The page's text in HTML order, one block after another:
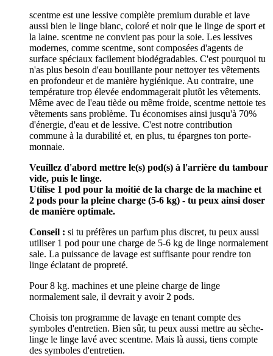
scentme est une lessive complète premium durable et lave
aussi bien le linge blanc, coloré et noir que le linge de sport et
la laine. scentme ne convient pas pour la soie. Les lessives
modernes, comme scentme, sont composées d'agents de
surface spéciaux facilement biodégradables. C'est pourquoi tu
n'as plus besoin d'eau bouillante pour nettoyer tes vêtements
en profondeur et de manière hygiénique. Au contraire, une
température trop élevée endommagerait plutôt les vêtements.
Même avec de l'eau tiède ou même froide, scentme nettoie tes
vêtements sans problème. Tu économises ainsi jusqu'à 70%
d'énergie, d'eau et de lessive. C'est notre contribution
commune à la durabilité et, en plus, tu épargnes ton porte-
monnaie.
Veuillez d'abord mettre le(s) pod(s) à l'arrière du tambour
vide, puis le linge.
Utilise 1 pod pour la moitié de la charge de la machine et
2 pods pour la pleine charge (5-6 kg) - tu peux ainsi doser
de manière optimale.
Conseil : si tu préfères un parfum plus discret, tu peux aussi
utiliser 1 pod pour une charge de 5-6 kg de linge normalement
sale. La puissance de lavage est suffisante pour rendre ton
linge éclatant de propreté.
Pour 8 kg. machines et une pleine charge de linge
normalement sale, il devrait y avoir 2 pods.
Choisis ton programme de lavage en tenant compte des
symboles d'entretien. Bien sûr, tu peux aussi mettre au sèche-
linge le linge lavé avec scentme. Mais là aussi, tiens compte
des symboles d'entretien.